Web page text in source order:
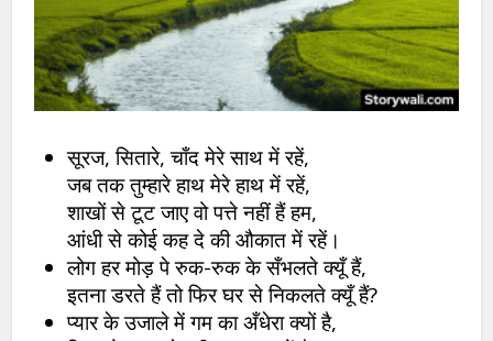
सूरज, सितारे, चाँद मेरे साथ में रहें,
जब तक तुम्हारे हाथ मेरे हाथ में रहें,
शाखों से टूट जाए वो पत्ते नहीं हैं हम,
आंधी से कोई कह दे की औकात में रहें।
लोग हर मोड़ पे रुक-रुक के सँभलते क्यूँ हैं,
इतना डरते हैं तो फिर घर से निकलते क्यूँ हैं?
प्यार के उजाले में गम का अँधेरा क्यों है,